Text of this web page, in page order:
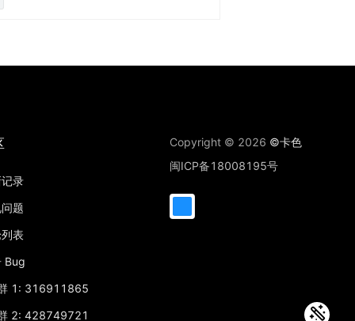
录
题
表
Bug
1: 316911865
2: 428749721
Copyright © 2026 ©卡色
闽ICP备18008195号